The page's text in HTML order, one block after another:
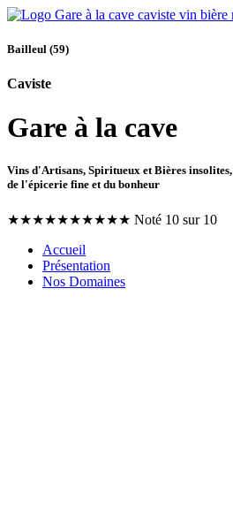
Bailleul (59)
Caviste
Gare à la cave
Vins d'Artisans, Spiritueux et Bières insolites,
de l'épicerie fine et du bonheur
★★★★★★★★★★ Noté 10 sur 10
Accueil
Présentation
Nos Domaines